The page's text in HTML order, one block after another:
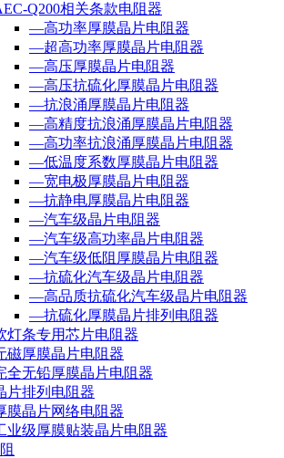
Q200相关条款电阻器
—高功率厚膜晶片电阻器
—超高功率厚膜晶片电阻器
—高压厚膜晶片电阻器
—高压抗硫化厚膜晶片电阻器
—抗浪涌厚膜晶片电阻器
—高精度抗浪涌厚膜晶片电阻器
—高功率抗浪涌厚膜晶片电阻器
—低温度系数厚膜晶片电阻器
—宽电极厚膜晶片电阻器
—抗静电厚膜晶片电阻器
—汽车级晶片电阻器
—汽车级高功率晶片电阻器
—汽车级低阻厚膜晶片电阻器
—抗硫化汽车级晶片电阻器
—高品质抗硫化汽车级晶片电阻器
—抗硫化厚膜晶片排列电阻器
灯条专用芯片电阻器
磁厚膜晶片电阻器
全无铅厚膜晶片电阻器
片排列电阻器
膜晶片网络电阻器
业级厚膜贴装晶片电阻器